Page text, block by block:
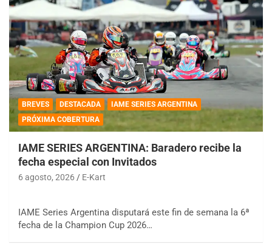
BREVES DESTACADA
IAME SERIES ARGENTINA
PRÓXIMA COBERTURA
IAME SERIES ARGENTINA: Baradero recibe la
fecha especial con Invitados
6 agosto, 2026 E-Kart
IAME Series Argentina disputará este fin de semana la 6ª
fecha de la Champion Cup 2026…